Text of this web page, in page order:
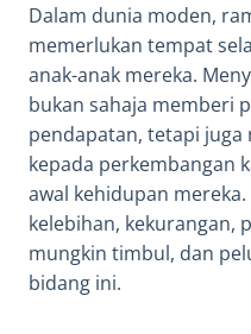
Dalam dunia moden,
memerlukan tempat
anak-anak mereka.
bukan sahaja memberi
pendapatan, tetapi
kepada perkembangan
awal kehidupan
kelebihan, kekurangan,
mungkin timbul, dan
bidang ini.